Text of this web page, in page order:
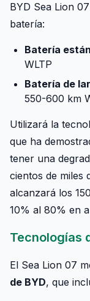
BYD Sea Lion
batería:
Batería
WLTP
Batería de
550-600 km
Utilizará la
que ha
tener una
cientos de miles
alcanzará los
10% al 80% en
Tecnologías
El Sea Lion 07
de BYD, que